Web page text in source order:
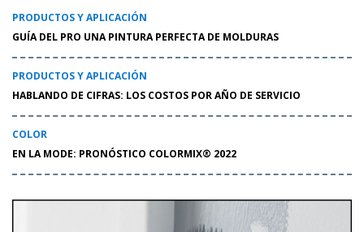
PRODUCTOS Y APLICACIÓN
GUÍA DEL PRO UNA PINTURA PERFECTA DE MOLDURAS
PRODUCTOS Y APLICACIÓN
HABLANDO DE CIFRAS: LOS COSTOS POR AÑO DE SERVICIO
COLOR
EN LA MODE: PRONÓSTICO COLORMIX® 2022